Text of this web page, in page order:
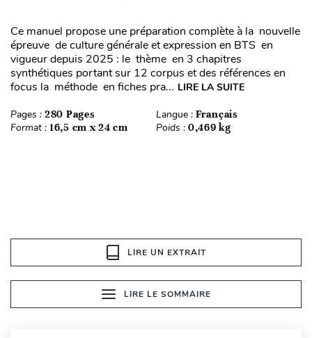
Ce manuel propose une préparation complète à la nouvelle
épreuve de culture générale et expression en BTS en
vigueur depuis 2025 : le thème en 3 chapitres
synthétiques portant sur 12 corpus et des références en
focus la méthode en fiches pra... LIRE LA SUITE
Pages : 280 Pages Langue : Français
Format : 16,5 cm x 24 cm Poids : 0,469 kg
LIRE UN EXTRAIT
LIRE LE SOMMAIRE